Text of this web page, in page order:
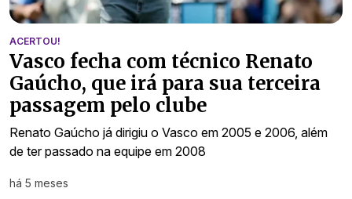
ACERTOU!
Vasco fecha com técnico Renato
Gaúcho, que irá para sua terceira
passagem pelo clube
Renato Gaúcho já dirigiu o Vasco em 2005 e 2006, além
de ter passado na equipe em 2008
há 5 meses